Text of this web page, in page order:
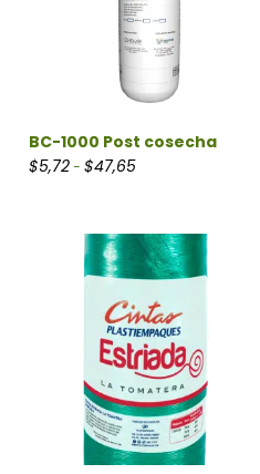
BC-1000 Post cosecha
$5,72- $47,65Rango de precios: